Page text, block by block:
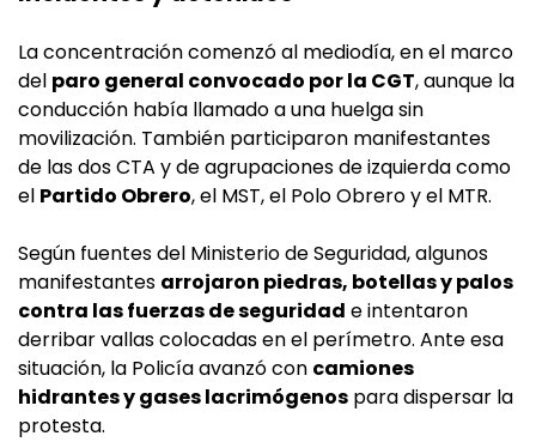
La concentración comenzó al mediodía, en el marco
del paro general convocado por la CGT, aunque la
conducción había llamado a una huelga sin
movilización. También participaron manifestantes
de las dos CTA y de agrupaciones de izquierda como
el Partido Obrero, el MST, el Polo Obrero y el MTR.
Según fuentes del Ministerio de Seguridad, algunos
manifestantes arrojaron piedras, botellas y palos
contra las fuerzas de seguridad e intentaron
derribar vallas colocadas en el perímetro. Ante esa
situación, la Policía avanzó con camiones
hidrantes y gases lacrimógenos para dispersar la
protesta.